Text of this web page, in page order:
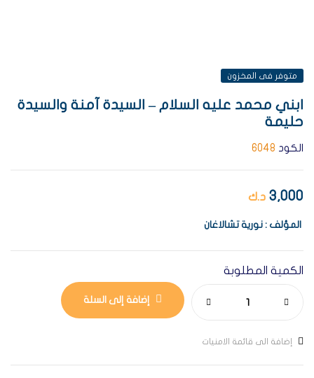
متوفر فى المخزون
ابني محمد عليه السلام – السيدة آمنة والسيدة
حليمة
الكود 6048
3,000 د.ك
المؤلف : نورية تشالاغان
الكمية المطلوبة
إضافة إلى السلة
إضافة الى قائمة الامنيات